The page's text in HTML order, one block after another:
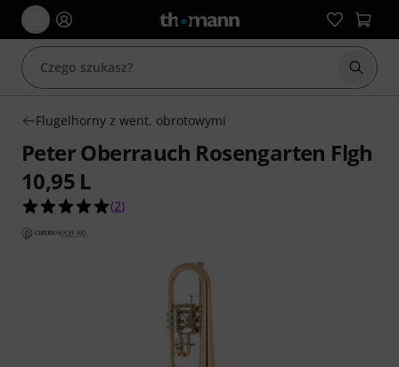
Flugelhorny z went. obrotowymi
Peter Oberrauch Rosengarten Flgh
10,95 L
5.0 na 5 gwiazdek z 2 ocen klientów
(2)